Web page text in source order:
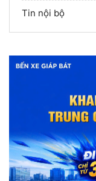
Tin nội bộ